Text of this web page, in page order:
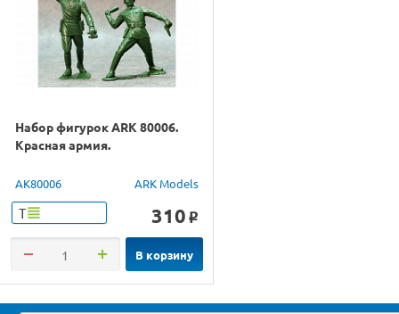
Набор фигурок ARK 80006.
Красная армия.
AK80006 ARK Models
Т 310 o
В корзину